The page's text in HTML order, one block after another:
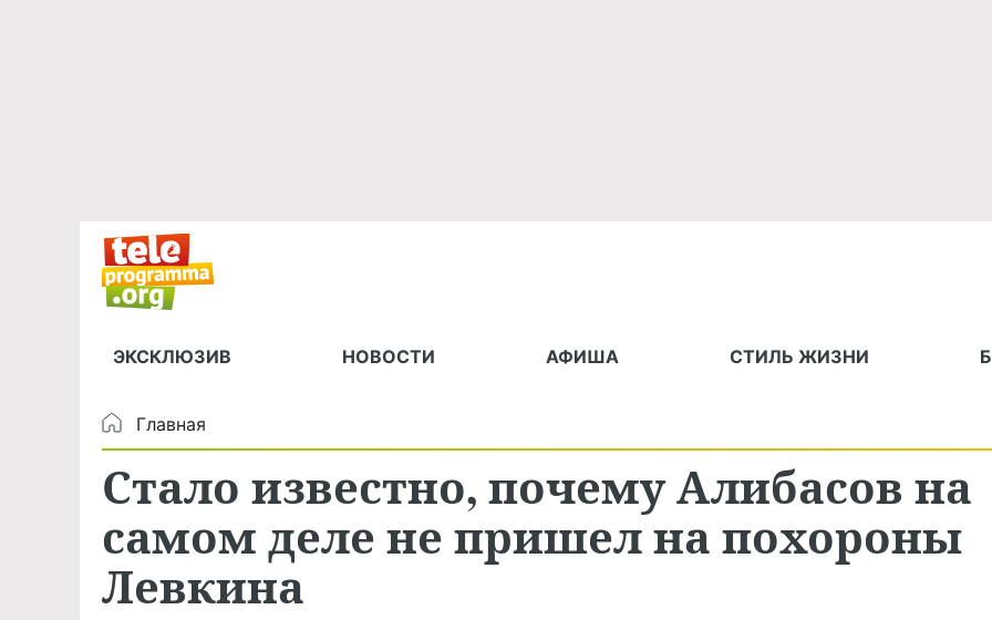
ЭКСКЛЮЗИВ НОВОСТИ АФИША СТИЛЬ ЖИЗНИ
Главная
Стало известно, почему Алибасов на
самом деле не пришел на похороны
Левкина